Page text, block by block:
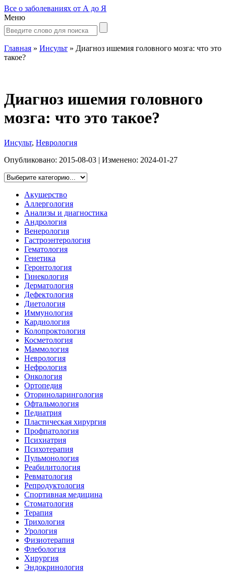
Все о заболеваниях от А до Я
Меню
Главная » Инсульт » Диагноз ишемия головного мозга: что это
такое?
Диагноз ишемия головного
мозга: что это такое?
Инсульт, Неврология
Опубликовано: 2015-08-03 | Изменено: 2024-01-27
Акушерство
Аллергология
Анализы и диагностика
Андрология
Венерология
Гастроэнтерология
Гематология
Генетика
Геронтология
Гинекология
Дерматология
Дефектология
Диетология
Иммунология
Кардиология
Колопроктология
Косметология
Маммология
Неврология
Нефрология
Онкология
Ортопедия
Оториноларингология
Офтальмология
Педиатрия
Пластическая хирургия
Профпатология
Психиатрия
Психотерапия
Пульмонология
Реабилитология
Ревматология
Репродуктология
Спортивная медицина
Стоматология
Терапия
Трихология
Урология
Физиотерапия
Флебология
Хирургия
Эндокринология